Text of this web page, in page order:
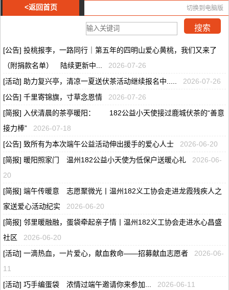
<返回首页 切换到电脑版
[公告] 投桃报李，一路同行｜第五年的四明山爱心黄桃，我们又来了
（附捐款名单） 陆续更新中...
2026-07-26
[活动] 助力复兴亭，清凉一夏送伏茶活动继续报名中.....
2026-07-26
[公告] 千里寄锦旗，寸草念恩情
2026-07-26
[简报] 入伏清晨的茶亭暖阳： 182公益小天使接过鹿城伏茶的“善意
接力棒”
2026-07-18
[公告] 致所有为本次端午公益活动伸出援手的爱心人士
2026-06-20
[简报] 暖阳照家门 温州182公益小天使为低保户送暖心礼
2026-06-
20
[简报] 端午传暖意 志愿聚微光丨温州182义工协会走进龙霞残疾人之
家送爱心活动纪实
2026-06-20
[简报] 邻里暖融融，蛋袋牵起亲子情丨温州182义工协会走进水心昌盛
社区
2026-06-20
[活动] 一滴热血，一片爱心，献血救命——招募献血志愿者
2026-06-
11
[活动] 巧手编蛋袋 浓情过端午邀请你来参加...
2026-06-11